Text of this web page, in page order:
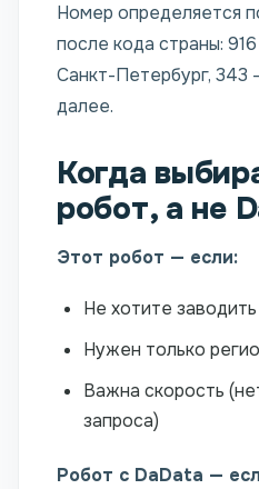
Номер определяется
после кода страны:
Санкт-Петербург, 343
далее.
Когда
робот, а не
Этот робот — если:
Не хотите
Нужен только
Важна скорость
запроса)
Робот с DaData —